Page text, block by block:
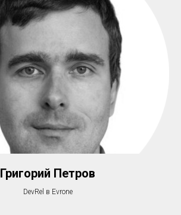
Григорий Петров
DevRel в Evrone